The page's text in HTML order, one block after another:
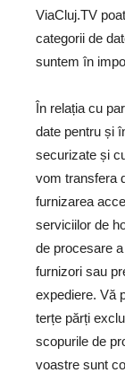
ViaCluj.TV
categorii de
suntem în
În relația cu
date pentru și
securizate și
vom transfera
furnizarea
serviciilor de
de procesare
furnizori sau
expediere. Vă
terțe părți
scopurile de
voastre sunt